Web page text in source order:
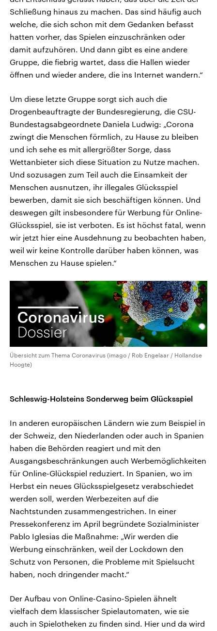
Schließung hinaus zu machen. Das sind häufig auch
welche, die sich schon mit dem Gedanken befasst
hatten vorher, das Spielen einzuschränken oder
damit aufzuhören. Und dann gibt es eine andere
Gruppe, die fiebrig wartet, dass die Hallen wieder
öffnen und wieder andere, die ins Internet wandern.“
Um diese letzte Gruppe sorgt sich auch die
Drogenbeauftragte der Bundesregierung, die CSU-
Bundestagsabgeordnete Daniela Ludwig: „Corona
zwingt die Menschen förmlich, zu Hause zu bleiben
und ich sehe es mit allergrößter Sorge, dass
Wettanbieter sich diese Situation zu Nutze machen.
Und sozusagen zum Teil auch die Einsamkeit der
Menschen ausnutzen, ihr illegales Glücksspiel
bewerben, damit sie sich beschäftigen können. Und
deswegen gilt insbesondere für Werbung für Online-
Glücksspiel, sie ist verboten. Es ist höchst fatal, wenn
wir jetzt hier eine Ausdehnung zu beobachten haben,
weil wir keine Kontrolle darüber haben können, was
Menschen zu Hause spielen.“
Übersicht zum Thema Coronavirus (imago / Rob Engelaar / Hollandse
Hoogte)
Schleswig-Holsteins Sonderweg beim Glücksspiel
In anderen europäischen Ländern wie zum Beispiel in
der Schweiz, den Niederlanden oder auch in Spanien
haben die Behörden reagiert und mit den
Ausgangsbeschränkungen auch Werbemöglichkeiten
für Online-Glückspiel reduziert. In Spanien, wo im
Herbst ein neues Glücksspielgesetz verabschiedet
werden soll, werden Werbezeiten auf die
Nachtstunden zusammengestrichen. In einer
Pressekonferenz im April begründete Sozialminister
Pablo Iglesias die Maßnahme: „Wir werden die
Werbung einschränken, weil der Lockdown den
Schutz von Personen, die Probleme mit Spielsucht
haben, noch dringender macht.“
Der Aufbau von Online-Casino-Spielen ähnelt
vielfach dem klassischer Spielautomaten, wie sie
auch in Spielotheken zu finden sind. Hier und da wird